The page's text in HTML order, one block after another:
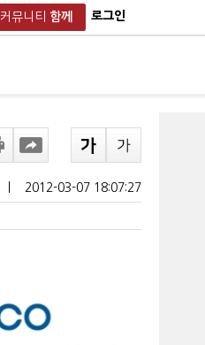
커뮤니티 함께 로그인
2012-03-07 18:07:27